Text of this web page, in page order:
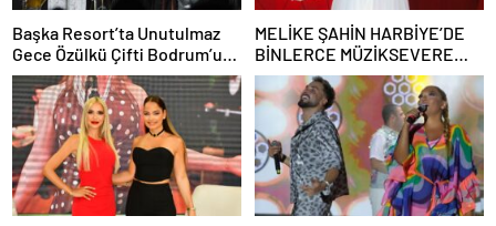
Başka Resort’ta Unutulmaz
Gece Özülkü Çifti Bodrum’u
Büyüledi
MELİKE ŞAHİN HARBİYE’DE
BİNLERCE MÜZİKSEVERE
UNUTULMAZ BİR GECE
YAŞATTI!